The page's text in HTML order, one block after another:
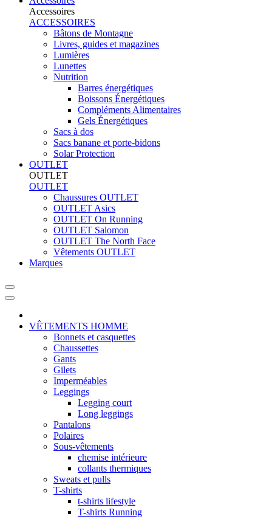
Accessoires
ACCESSOIRES
Bâtons de Montagne
Livres, guides et magazines
Lumières
Lunettes
Nutrition
Barres énergétiques
Boissons Énergétiques
Compléments Alimentaires
Gels Énergétiques
Sacs à dos
Sacs banane et porte-bidons
Solar Protection
OUTLET
OUTLET
OUTLET
Chaussures OUTLET
OUTLET Asics
OUTLET On Running
OUTLET Salomon
OUTLET The North Face
Vêtements OUTLET
Marques
VÊTEMENTS HOMME
Bonnets et casquettes
Chaussettes
Gants
Gilets
Imperméables
Leggings
Legging court
Long leggings
Pantalons
Polaires
Sous-vêtements
chemise intérieure
collants thermiques
Sweats et pulls
T-shirts
t-shirts lifestyle
T-shirts Running